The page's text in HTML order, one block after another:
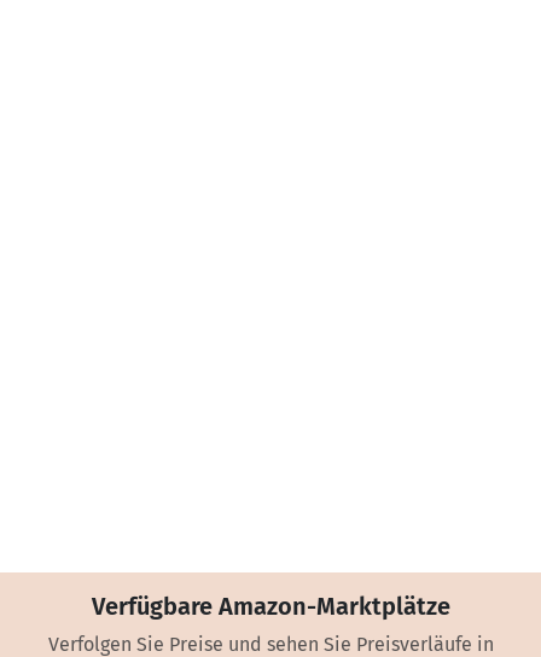
Verfügbare Amazon-Marktplätze
Verfolgen Sie Preise und sehen Sie Preisverläufe in